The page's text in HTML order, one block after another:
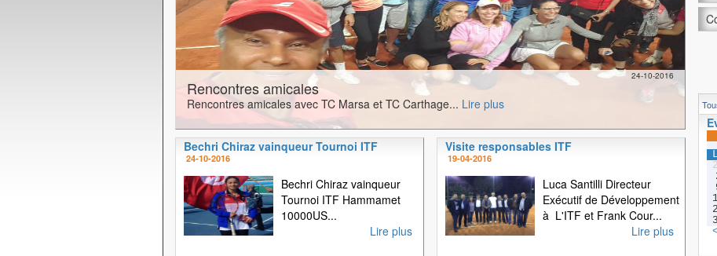
24-10-2016
Rencontres amicales
Rencontres amicales avec TC Marsa et TC Carthage... Lire plus
Bechri Chiraz vainqueur Tournoi ITF
24-10-2016
Bechri Chiraz vainqueur
Tournoi ITF Hammamet
10000US...
Lire plus
Visite responsables ITF
19-04-2016
Luca Santilli Directeur
Exécutif de Développement
à L'ITF et Frank Cour...
Lire plus